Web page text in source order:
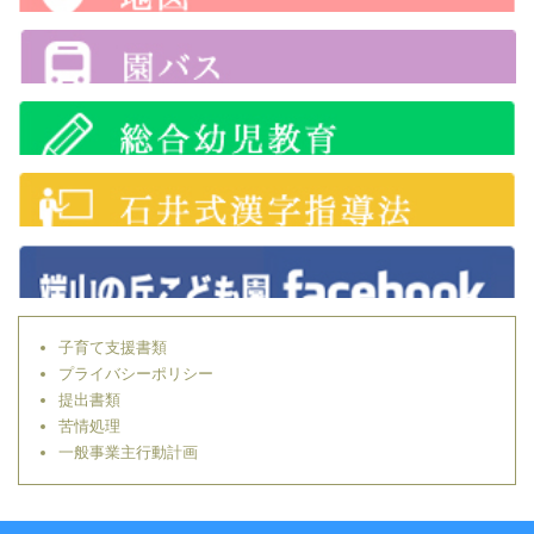
子育て支援書類
プライバシーポリシー
提出書類
苦情処理
一般事業主行動計画